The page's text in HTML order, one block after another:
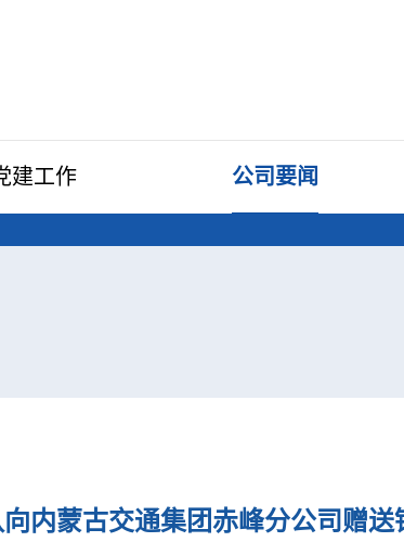
建工作 公司要闻
内蒙古交通集团赤峰分公司赠送